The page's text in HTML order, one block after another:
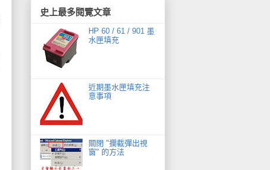
史上最多閱覽文章
HP 60 / 61 / 901 墨
水匣填充
近期墨水匣填充注
意事項
關閉 "攔截彈出視
窗" 的方法